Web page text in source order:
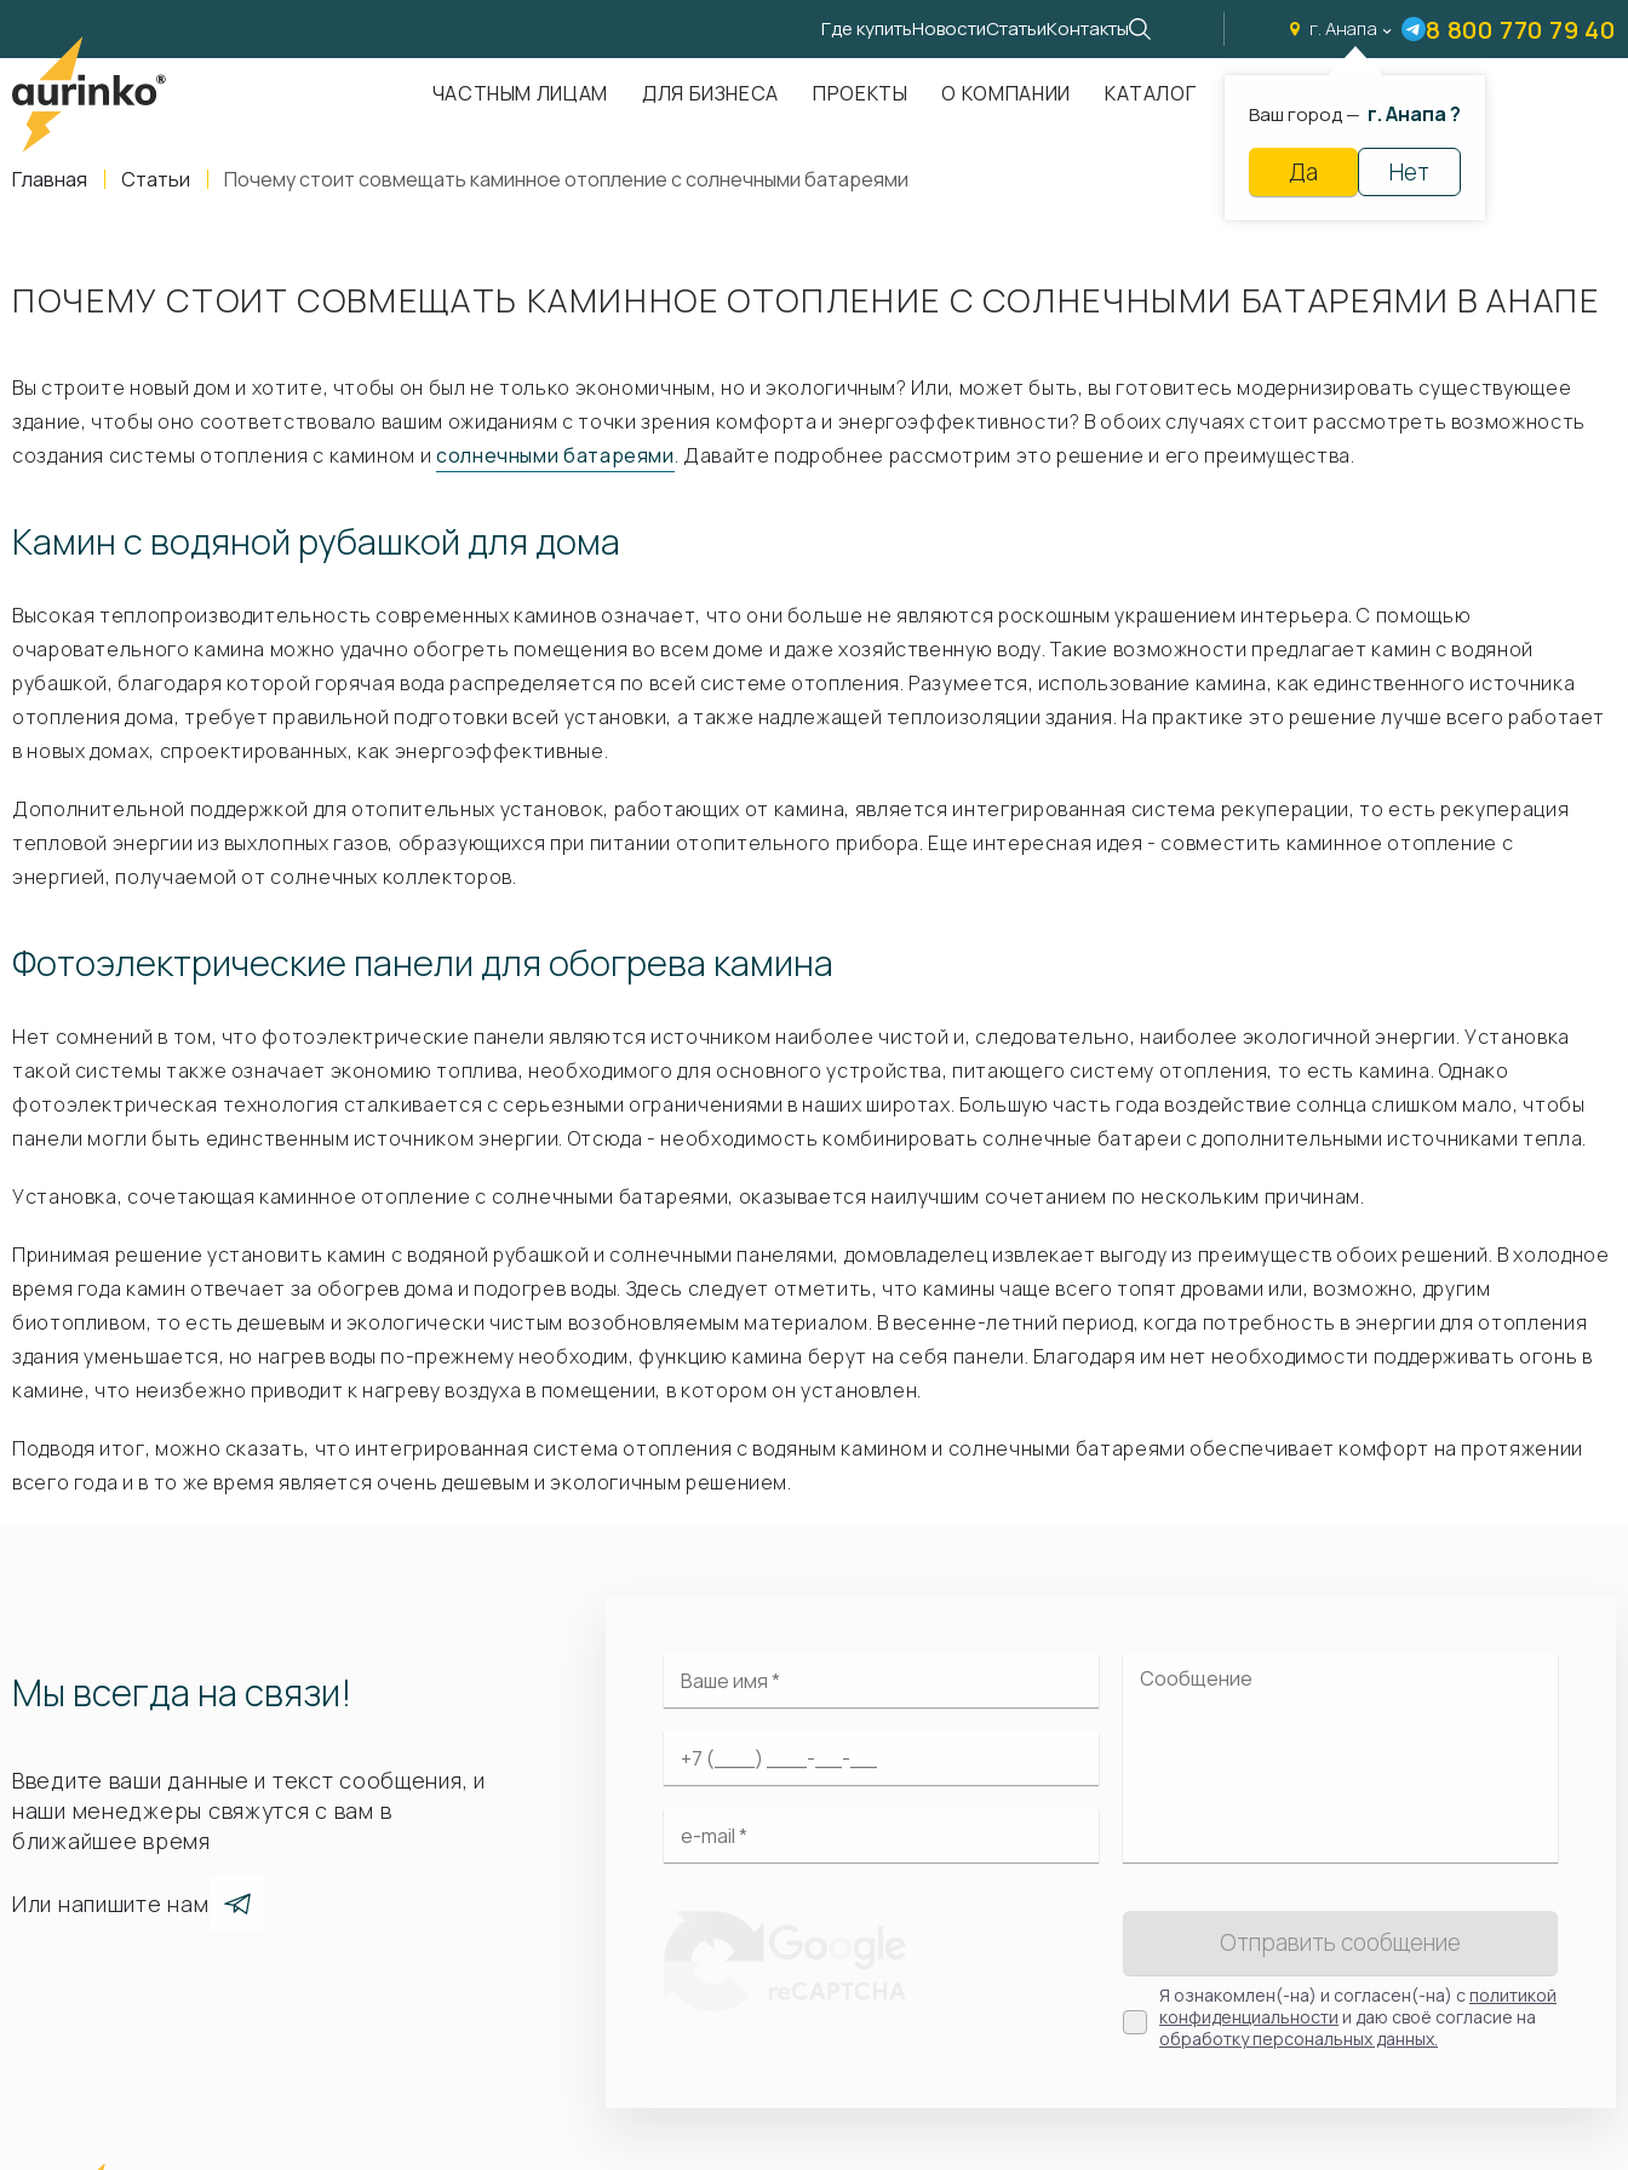
Где купитьНовостиСтатьиКонтакты г. Анапа
Ваш город — г. Анапа ?
Да Нет
8 800 770 79 40
ЧАСТНЫМ ЛИЦАМ ДЛЯ БИЗНЕСА ПРОЕКТЫ О КОМПАНИИ КАТАЛОГ
Главная Статьи Почему стоит совмещать каминное отопление с солнечными батареями
ПОЧЕМУ СТОИТ СОВМЕЩАТЬ КАМИННОЕ ОТОПЛЕНИЕ С СОЛНЕЧНЫМИ БАТАРЕЯМИ В АНАПЕ
Вы строите новый дом и хотите, чтобы он был не только экономичным, но и экологичным? Или, может быть, вы готовитесь модернизировать существующее
здание, чтобы оно соответствовало вашим ожиданиям с точки зрения комфорта и энергоэффективности? В обоих случаях стоит рассмотреть возможность
создания системы отопления с камином и солнечными батареями. Давайте подробнее рассмотрим это решение и его преимущества.
Камин с водяной рубашкой для дома
Высокая теплопроизводительность современных каминов означает, что они больше не являются роскошным украшением интерьера. С помощью
очаровательного камина можно удачно обогреть помещения во всем доме и даже хозяйственную воду. Такие возможности предлагает камин с водяной
рубашкой, благодаря которой горячая вода распределяется по всей системе отопления. Разумеется, использование камина, как единственного источника
отопления дома, требует правильной подготовки всей установки, а также надлежащей теплоизоляции здания. На практике это решение лучше всего работает
в новых домах, спроектированных, как энергоэффективные.
Дополнительной поддержкой для отопительных установок, работающих от камина, является интегрированная система рекуперации, то есть рекуперация
тепловой энергии из выхлопных газов, образующихся при питании отопительного прибора. Еще интересная идея - совместить каминное отопление с
энергией, получаемой от солнечных коллекторов.
Фотоэлектрические панели для обогрева камина
Нет сомнений в том, что фотоэлектрические панели являются источником наиболее чистой и, следовательно, наиболее экологичной энергии. Установка
такой системы также означает экономию топлива, необходимого для основного устройства, питающего систему отопления, то есть камина. Однако
фотоэлектрическая технология сталкивается с серьезными ограничениями в наших широтах. Большую часть года воздействие солнца слишком мало, чтобы
панели могли быть единственным источником энергии. Отсюда - необходимость комбинировать солнечные батареи с дополнительными источниками тепла.
Установка, сочетающая каминное отопление с солнечными батареями, оказывается наилучшим сочетанием по нескольким причинам.
Принимая решение установить камин с водяной рубашкой и солнечными панелями, домовладелец извлекает выгоду из преимуществ обоих решений. В холодное
время года камин отвечает за обогрев дома и подогрев воды. Здесь следует отметить, что камины чаще всего топят дровами или, возможно, другим
биотопливом, то есть дешевым и экологически чистым возобновляемым материалом. В весенне-летний период, когда потребность в энергии для отопления
здания уменьшается, но нагрев воды по-прежнему необходим, функцию камина берут на себя панели. Благодаря им нет необходимости поддерживать огонь в
камине, что неизбежно приводит к нагреву воздуха в помещении, в котором он установлен.
Подводя итог, можно сказать, что интегрированная система отопления с водяным камином и солнечными батареями обеспечивает комфорт на протяжении
всего года и в то же время является очень дешевым и экологичным решением.
Мы всегда на связи!
Введите ваши данные и текст сообщения, и
наши менеджеры свяжутся с вам в
ближайшее время
Или напишите нам
Отправить сообщение
Я ознакомлен(-на) и согласен(-на) сполитикой
конфиденциальности и даю своё согласие на
обработку персональных данных.
,Свердловская область
info@aurinkos.com
8-800-770-79-40